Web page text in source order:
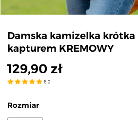
Damska kamizelka
kapturem KREMOWY
129,90 zł
5.0
Rozmiar